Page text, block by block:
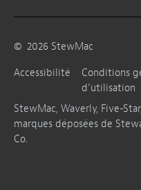
© 2026 StewMac
Accessibilité
Conditions
d’utilisation
StewMac, Waverly, Five-
marques déposées de
Co.